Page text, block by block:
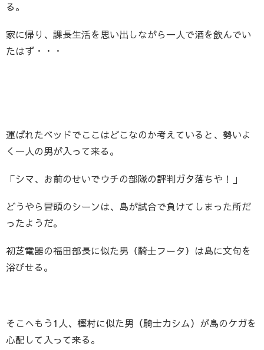
る。
家に帰り、課長生活を思い出しながら一人で酒を飲んでい
たはず・・・
運ばれたベッドでここはどこなのか考えていると、勢いよ
く一人の男が入って来る。
「シマ、お前のせいでウチの部隊の評判ガタ落ちや！」
どうやら冒頭のシーンは、島が試合で負けてしまった所だ
ったようだ。
初芝電器の福田部長に似た男（騎士フータ）は島に文句を
浴びせる。
そこへもう1人、樫村に似た男（騎士カシム）が島のケガを
心配して入って来る。